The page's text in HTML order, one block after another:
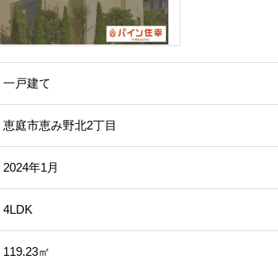
一戸建て
恵庭市恵み野北2丁目
2024年1月
4LDK
119.23㎡